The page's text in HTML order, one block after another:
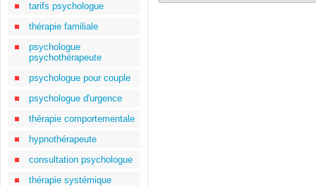
tarifs psychologue
thérapie familiale
psychologue
psychothérapeute
psychologue pour couple
psychologue d'urgence
thérapie comportementale
hypnothérapeute
consultation psychologue
thérapie systémique